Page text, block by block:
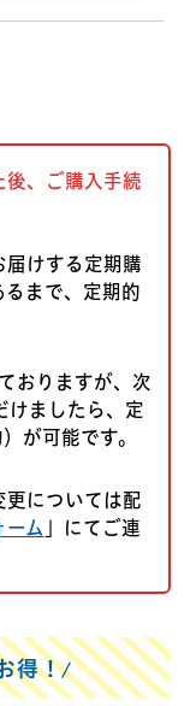
、ご購入手続
届けする定期購
まで、定期的
おりますが、次
けましたら、定
が可能です。
更については配
ーム 」にてご連
得！